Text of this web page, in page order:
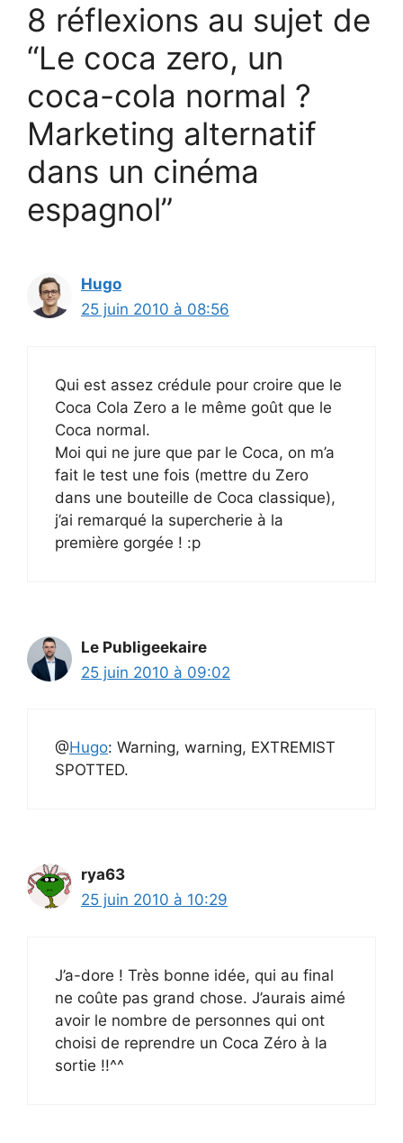
8 réflexions au sujet de
“Le coca zero, un
coca-cola normal ?
Marketing alternatif
dans un cinéma
espagnol”
Hugo
25 juin 2010 à 08:56
Qui est assez crédule pour croire que le
Coca Cola Zero a le même goût que le
Coca normal.
Moi qui ne jure que par le Coca, on m’a
fait le test une fois (mettre du Zero
dans une bouteille de Coca classique),
j’ai remarqué la supercherie à la
première gorgée ! :p
Le Publigeekaire
25 juin 2010 à 09:02
@Hugo: Warning, warning, EXTREMIST
SPOTTED.
rya63
25 juin 2010 à 10:29
J’a-dore ! Très bonne idée, qui au final
ne coûte pas grand chose. J’aurais aimé
avoir le nombre de personnes qui ont
choisi de reprendre un Coca Zéro à la
sortie !!^^